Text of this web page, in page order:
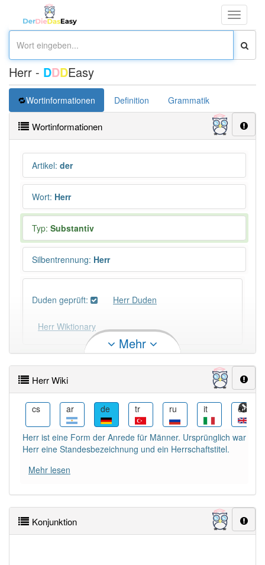
Toggle
Herr - DDDEasy
Wortinformationen Definition Grammatik
Wortinformationen
Artikel: der
Wort: Herr
Typ: Substantiv
Silbentrennung: Herr
Duden geprüft: Herr Duden
Herr Wiktionary
PowerIndex:14 077
Häufigkeit: 8 von 10
Wörter mit Endung-herr : 51
aber mit einem anderen
Artikelder
Mehr
Herr Wiki
cs ar de tr ru it en
Herr ist eine Form der Anrede für Männer. Ursprünglich war
Herr eine Standesbezeichnung und ein Herrschaftstitel.
Mehr lesen
Konjunktion